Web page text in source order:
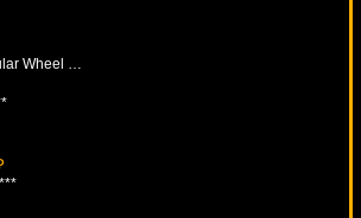
Spectacular Wheel Of Wealth